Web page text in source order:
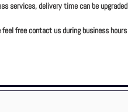
services, delivery time can be upgraded
free contact us during business hours